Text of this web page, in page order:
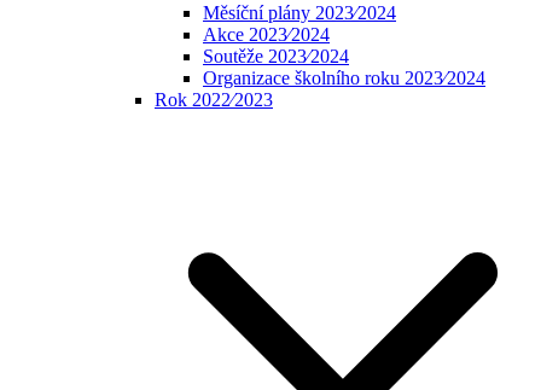
Měsíční plány 2023⁄2024
Akce 2023⁄2024
Soutěže 2023⁄2024
Organizace školního roku 2023⁄2024
Rok 2022⁄2023